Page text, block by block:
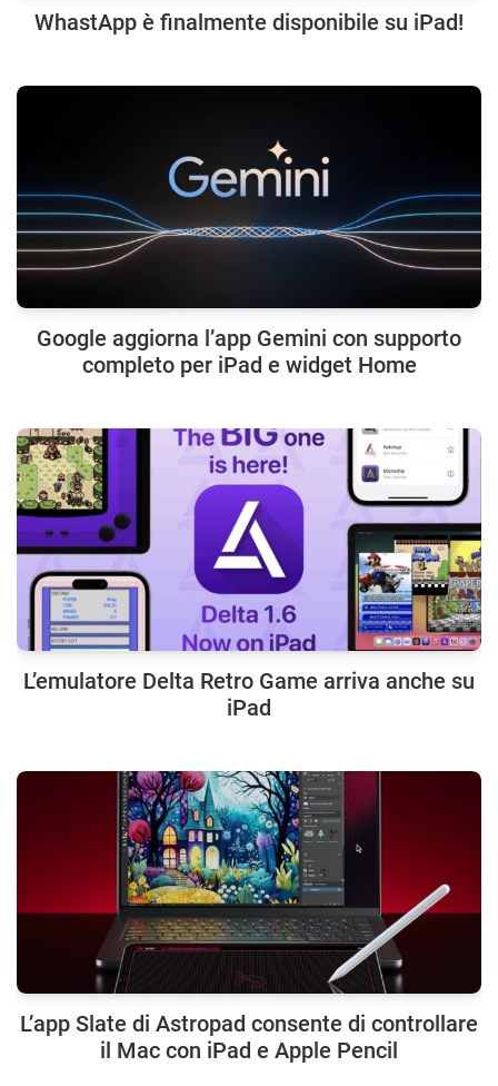
WhastApp è finalmente disponibile su iPad!
Google aggiorna l’app Gemini con supporto
completo per iPad e widget Home
L’emulatore Delta Retro Game arriva anche su
iPad
L’app Slate di Astropad consente di controllare
il Mac con iPad e Apple Pencil